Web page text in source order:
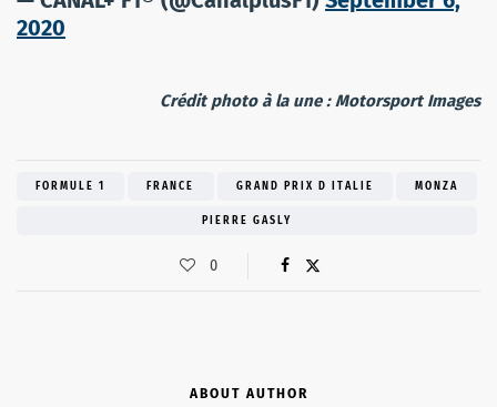
2020
Crédit photo à la une : Motorsport Images
FORMULE 1 FRANCE GRAND PRIX D ITALIE MONZA
PIERRE GASLY
0
ABOUT AUTHOR